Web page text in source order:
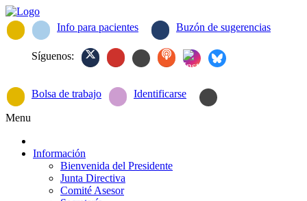
Info para pacientes Buzón de sugerencias
Síguenos:
Bolsa de trabajo Identificarse
Menu
Información
Bienvenida del Presidente
Junta Directiva
Comité Asesor